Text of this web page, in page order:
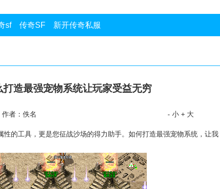
sf 传奇SF 新开传奇私服
造最强宠物系统让玩家受益无穷
者：佚名 - 小 + 大
的工具，更是您征战沙场的得力助手。如何打造最强宠物系统，让我